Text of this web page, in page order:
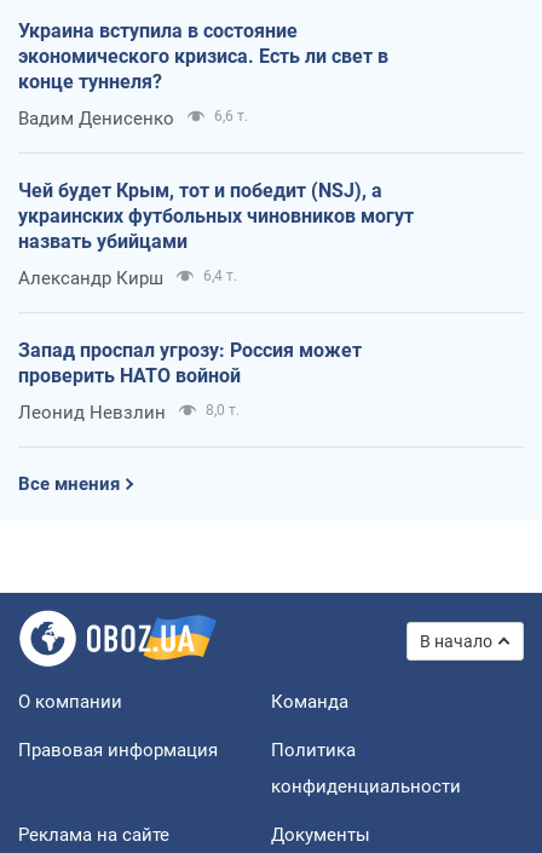
Украина вступила в состояние
экономического кризиса. Есть ли свет в
конце туннеля?
Вадим Денисенко 6,6 т.
Чей будет Крым, тот и победит (NSJ), а
украинских футбольных чиновников могут
назвать убийцами
Александр Кирш 6,4 т.
Запад проспал угрозу: Россия может
проверить НАТО войной
Леонид Невзлин 8,0 т.
Все мнения
В начало
О компании Команда
Правовая информация
Политика
конфиденциальности
Реклама на сайте Документы